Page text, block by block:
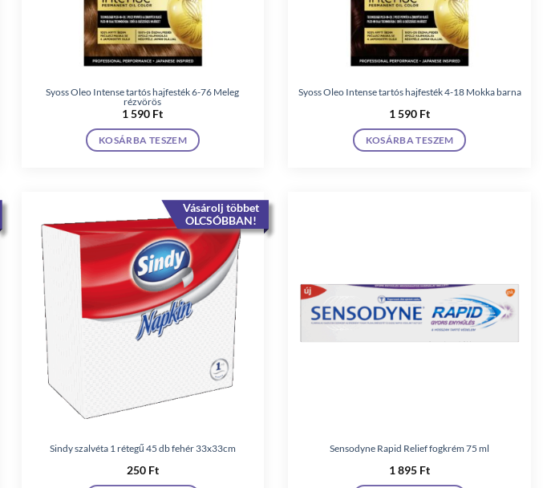
Syoss Oleo Intense tartós hajfesték 6-76 Meleg
rézvörös
1 590 Ft
KOSÁRBA TESZEM
Syoss Oleo Intense tartós hajfesték 4-18 Mokka barna
1 590 Ft
KOSÁRBA TESZEM
Vásárolj többet
OLCSÓBBAN!
Sindy szalvéta 1 rétegű 45 db fehér 33x33cm
250 Ft
Sensodyne Rapid Relief fogkrém 75 ml
1 895 Ft